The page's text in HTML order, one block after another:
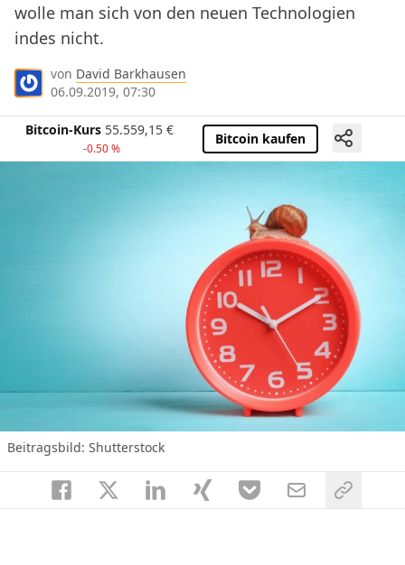
wolle man sich von den neuen Technologien
indes nicht.
von David Barkhausen
06.09.2019, 07:30
Bitcoin-Kurs 55.559,15 €
-0.50 %
Bitcoin kaufen
Beitragsbild: Shutterstock